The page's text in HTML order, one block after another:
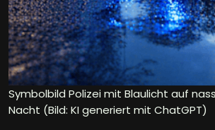
Symbolbild Polizei mit Blaulicht auf
Nacht (Bild: KI generiert mit ChatGPT)